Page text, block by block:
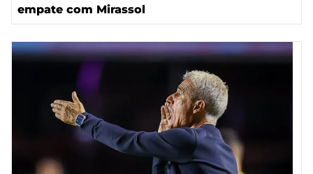
empate com Mirassol